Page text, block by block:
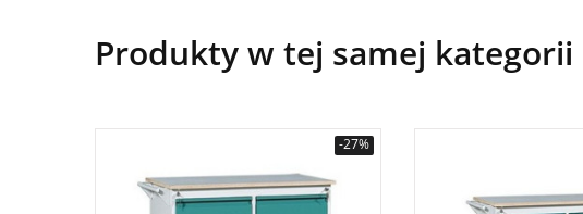
Produkty w tej samej kategorii
-27%